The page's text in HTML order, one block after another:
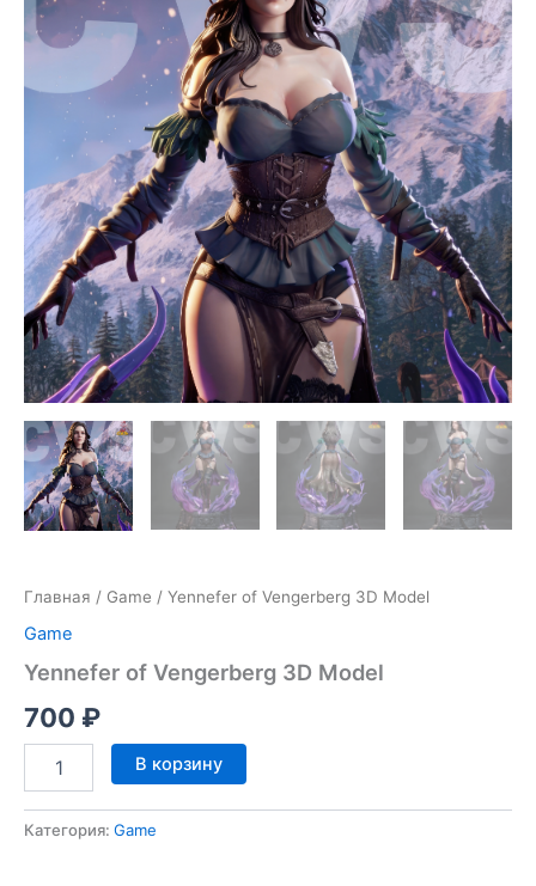
Главная / Game / Yennefer of Vengerberg 3D Model
Game
Yennefer of Vengerberg 3D Model
700 ₽
Количество
товара
of
В корзину
Категория: Game